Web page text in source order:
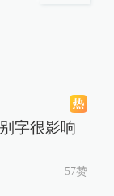
字很影响
57赞